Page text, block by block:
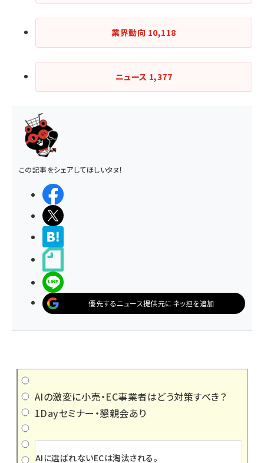
業界動向 10,118
ニュース 1,377
この記事をシェアしてほしいタヌ！
優先するニュース提供元にネッ担を追加
AIの激変に小売・EC事業者はどう対策すべき？
1Dayセミナー・懇親会あり
AIに選ばれないECは淘汰される。